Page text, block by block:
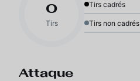
0
Tirs
Tirs cadrés
Tirs non cadrés
Attaque